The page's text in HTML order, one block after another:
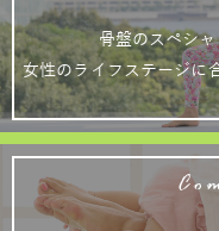
骨盤のスペシ
女性のライフステージに